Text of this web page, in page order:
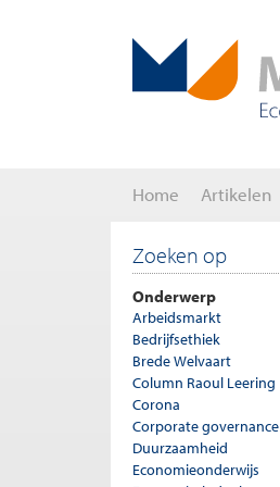
Home Artikelen
Zoeken op
Onderwerp
Arbeidsmarkt
Bedrijfsethiek
Brede Welvaart
Column Raoul Leering
Corona
Corporate governance
Duurzaamheid
Economieonderwijs